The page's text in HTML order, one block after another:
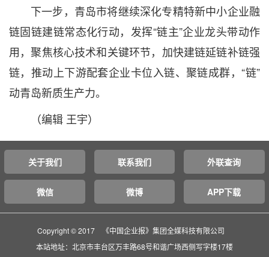
下一步，青岛市将继续深化专精特新中小企业融
链固链建链常态化行动，发挥“链主”企业龙头带动作
用，聚焦核心技术和关键环节，加快建链延链补链强
链，推动上下游配套企业卡位入链、聚链成群，“链”
动青岛新质生产力。
（编辑 王宇）
关于我们 联系我们 外联查询
微信 微博 APP下载
Copyright © 2017 《中国企业报》集团全媒科技有限公司
本站地址：北京市丰台区万丰路68号和谐广场西侧写字楼17楼